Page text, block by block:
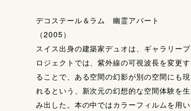
デコステール＆ラム 幽霊アパート
（2005）
スイス出身の建築家デュオは、ギャラリープ
ロジェクトでは、紫外線の可視波長を変更す
ることで、ある空間の幻影が別の空間にも現
れるという、新次元の幻想的な空間体験を生
み出した。本の中ではカラーフィルムを用い